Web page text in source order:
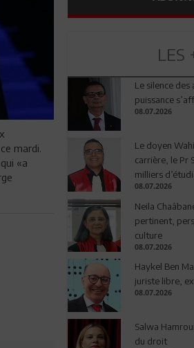
mardi.
«a
LES
Le silence des
puissance
08.07.2026
Le doyen
carrière, le Pr
milliers
08.07.2026
Neila
pertinent,
culture
08.07.2026
Haykel Ben
juriste libre,
08.07.2026
Salwa
du droit